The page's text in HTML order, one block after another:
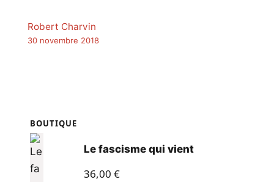
Robert Charvin
30 novembre 2018
BOUTIQUE
Le fascisme qui vient
36,00 €